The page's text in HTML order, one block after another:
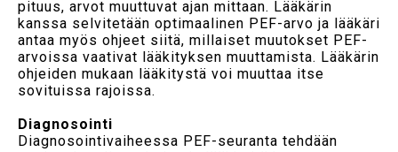
pituus, arvot muuttuvat ajan mittaan. Lääkärin
kanssa selvitetään optimaalinen PEF-arvo ja lääkäri
antaa myös ohjeet siitä, millaiset muutokset PEF-
arvoissa vaativat lääkityksen muuttamista. Lääkärin
ohjeiden mukaan lääkitystä voi muuttaa itse
sovituissa rajoissa.
Diagnosointi
Diagnosointivaiheessa PEF-seuranta tehdään